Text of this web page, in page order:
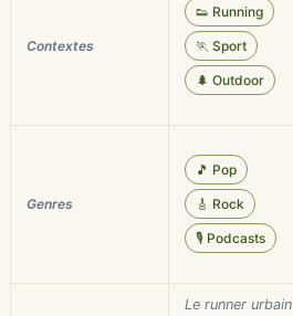
Contextes
👟 Running
🏃 Sport
🌲 Outdoor
Genres
🎵 Pop
🎸 Rock
🎙️ Podcasts
Le runner urbain